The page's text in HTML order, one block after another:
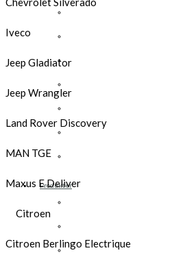
Andre merker
Produkter
Bunnskuffer
Iveco
Jeep Gladiator
Jeep Wrangler
Land Rover Discovery
MAN TGE
Maxus E Deliver
Citroen
Citroen Berlingo Electrique